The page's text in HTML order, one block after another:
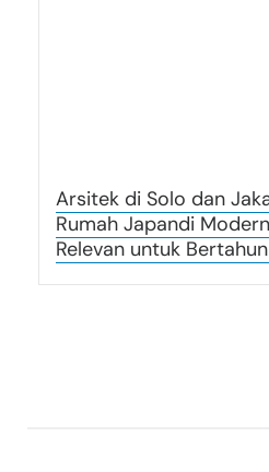
Arsitek di Solo dan
Rumah Japandi
Relevan untuk